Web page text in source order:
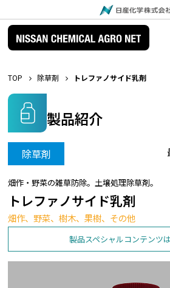
TOP 除草剤 トレファノサイド乳剤
製品紹介
除草剤
畑作・野菜の雑草防除。土壌処理除草剤。
トレファノサイド乳剤
畑作、野菜、樹木、果樹、その他
製品スペシャルコンテンツ